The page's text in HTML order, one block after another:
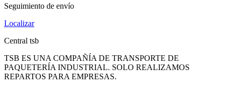
Seguimiento de envío
Localizar
Central tsb
TSB ES UNA COMPAÑÍA DE TRANSPORTE DE
PAQUETERÍA INDUSTRIAL. SOLO REALIZAMOS
REPARTOS PARA EMPRESAS.